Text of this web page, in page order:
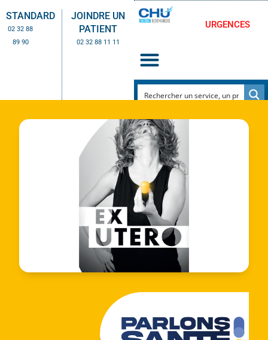
STANDARD
02 32 88
89 90
JOINDRE UN
PATIENT
02 32 88 11 11
URGENCES